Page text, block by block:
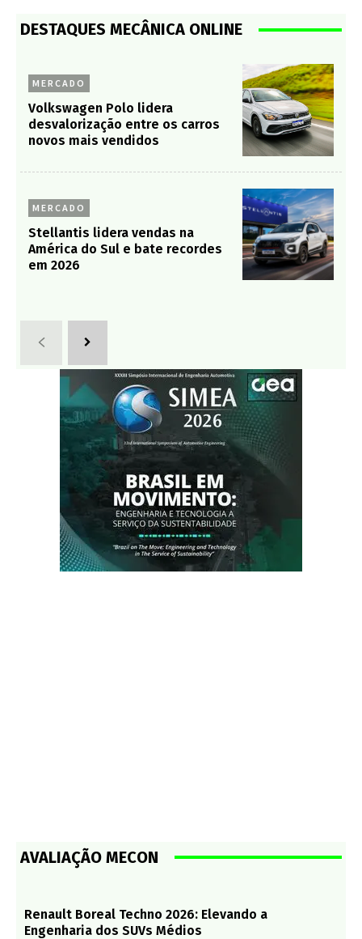
DESTAQUES MECÂNICA ONLINE
MERCADO
Volkswagen Polo lidera
desvalorização entre os carros
novos mais vendidos
MERCADO
Stellantis lidera vendas na
América do Sul e bate recordes
em 2026
AVALIAÇÃO MECON
Renault Boreal Techno 2026: Elevando a
Engenharia dos SUVs Médios